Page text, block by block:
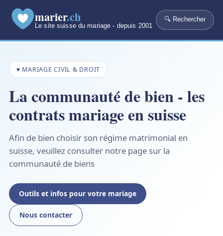
marier.ch
Le site suisse du mariage - depuis 2001
🔍 Rechercher
♥ MARIAGE CIVIL & DROIT
La communauté de bien - les
contrats mariage en suisse
Afin de bien choisir son régime matrimonial en
suisse, veuillez consulter notre page sur la
communauté de biens
Outils et infos pour votre mariage
Nous contacter